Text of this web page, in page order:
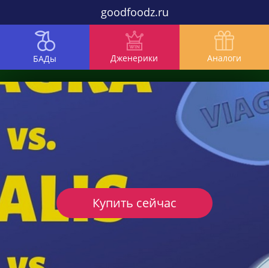
goodfoodz.ru
БАДы Дженерики Аналоги
Купить сейчас